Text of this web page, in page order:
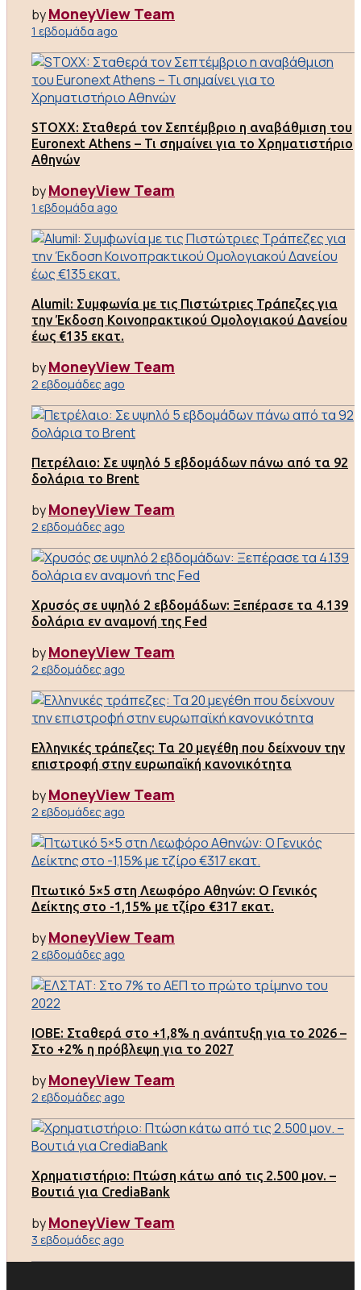
byMoneyView Team
1 εβδομάδα ago
STOXX: Σταθερά τον Σεπτέμβριο η αναβάθμιση του
Euronext Athens – Τι σημαίνει για το Χρηματιστήριο
Αθηνών
byMoneyView Team
1 εβδομάδα ago
Alumil: Συμφωνία με τις Πιστώτριες Τράπεζες για
την Έκδοση Κοινοπρακτικού Ομολογιακού Δανείου
έως €135 εκατ.
byMoneyView Team
2 εβδομάδες ago
Πετρέλαιο: Σε υψηλό 5 εβδομάδων πάνω από τα 92
δολάρια το Brent
byMoneyView Team
2 εβδομάδες ago
Χρυσός σε υψηλό 2 εβδομάδων: Ξεπέρασε τα 4.139
δολάρια εν αναμονή της Fed
byMoneyView Team
2 εβδομάδες ago
Ελληνικές τράπεζες: Τα 20 μεγέθη που δείχνουν την
επιστροφή στην ευρωπαϊκή κανονικότητα
byMoneyView Team
2 εβδομάδες ago
Πτωτικό 5×5 στη Λεωφόρο Αθηνών: Ο Γενικός
Δείκτης στο -1,15% με τζίρο €317 εκατ.
byMoneyView Team
2 εβδομάδες ago
ΙΟΒΕ: Σταθερά στο +1,8% η ανάπτυξη για το 2026 –
Στο +2% η πρόβλεψη για το 2027
byMoneyView Team
2 εβδομάδες ago
Χρηματιστήριο: Πτώση κάτω από τις 2.500 μον. –
Βουτιά για CrediaBank
byMoneyView Team
3 εβδομάδες ago